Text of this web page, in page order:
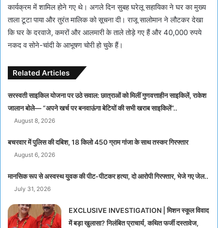
कार्यक्रम में शामिल होने गए थे। अगले दिन सुबह घरेलू सहायिका ने घर का मुख्य
ताला टूटा पाया और तुरंत मालिक को सूचना दी। राजू सालोमान ने लौटकर देखा
कि घर के दरवाजे, कमरों और आलमारी के ताले तोड़े गए हैं और 40,000 रुपये
नकद व सोने-चांदी के आभूषण चोरी हो चुके हैं।
Related Articles
सरस्वती साइकिल योजना पर उठे सवाल: छात्राओं को मिलीं गुणवत्ताहीन साइकिलें, राकेश
जालान बोले— “अपने खर्च पर बनवाऊंगा बेटियों की सभी खराब साइकिलें”..
August 8, 2026
बचरवार में पुलिस की दबिश, 18 किलो 450 ग्राम गांजा के साथ तस्कर गिरफ्तार
August 6, 2026
मानसिक रूप से अस्वस्थ युवक की पीट-पीटकर हत्या, दो आरोपी गिरफ्तार, भेजे गए जेल..
July 31, 2026
EXCLUSIVE INVESTIGATION | मिशन स्कूल विवाद
में बड़ा खुलासा? निलंबित प्राचार्य, कथित फर्जी दस्तावेज,